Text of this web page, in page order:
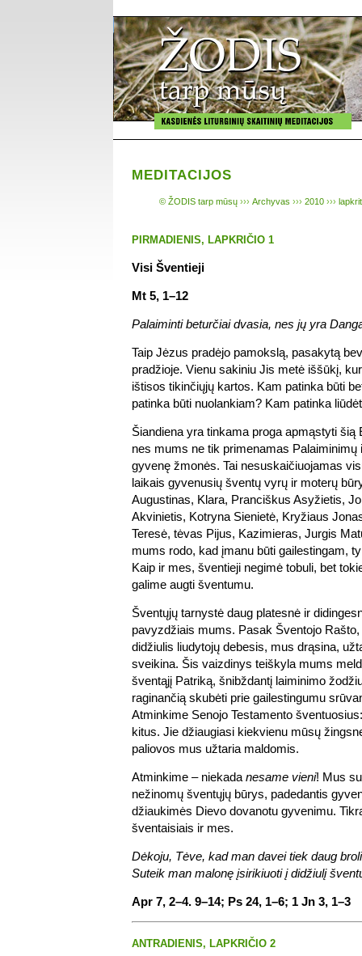
MEDITACIJOS
© ŽODIS tarp mūsų ››› Archyvas ››› 2010 ›››
PIRMADIENIS, LAPKRIČIO 1
Visi Šventieji
Mt 5, 1–12
Palaiminti beturčiai dvasia, nes jų yra
Taip Jėzus pradėjo pamokslą, pasakytą
pradžioje. Vienu sakiniu Jis metė iššūkį,
ištisos tikinčiųjų kartos. Kam patinka būti
patinka būti nuolankiam? Kam patinka
Šiandiena yra tinkama proga apmąstyti šią
nes mums ne tik primenamas Palaiminimų
gyvenę žmonės. Tai nesuskaičiuojamas
laikais gyvenusių šventų vyrų ir moterų
Augustinas, Klara, Pranciškus Asyžietis,
Akvinietis, Kotryna Sienietė, Kryžiaus
Teresė, tėvas Pijus, Kazimieras, Jurgis
mums rodo, kad įmanu būti gailestingam,
Kaip ir mes, šventieji negimė tobuli, bet
galime augti šventumu.
Šventųjų tarnystė daug platesnė ir
pavyzdžiais mums. Pasak Šventojo
didžiulis liudytojų debesis, mus drąsina,
sveikina. Šis vaizdinys teiškyla mums
šventąjį Patriką, šnibždantį laiminimo
raginančią skubėti prie gailestingumu
Atminkime Senojo Testamento
kitus. Jie džiaugiasi kiekvienu mūsų
paliovos mus užtaria maldomis.
Atminkime – niekada nesame vieni! Mus
nežinomų šventųjų būrys, padedantis
džiaukimės Dievo dovanotu gyvenimu.
šventaisiais ir mes.
Dėkoju, Tėve, kad man davei tiek daug
Suteik man malonę įsirikiuoti į didžiulį
Apr 7, 2–4. 9–14; Ps 24, 1–6; 1 Jn 3, 1–3
ANTRADIENIS, LAPKRIČIO 2